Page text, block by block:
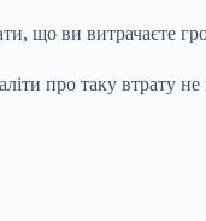
що ви витрачаєте
про таку втрату не